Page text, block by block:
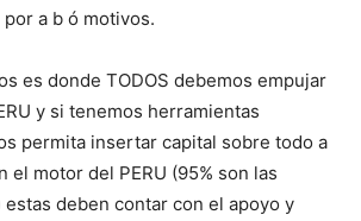
a b ó motivos.
es donde TODOS debemos empujar
y si tenemos herramientas
permita insertar capital sobre todo a
el motor del PERU (95% son las
deben contar con el apoyo y